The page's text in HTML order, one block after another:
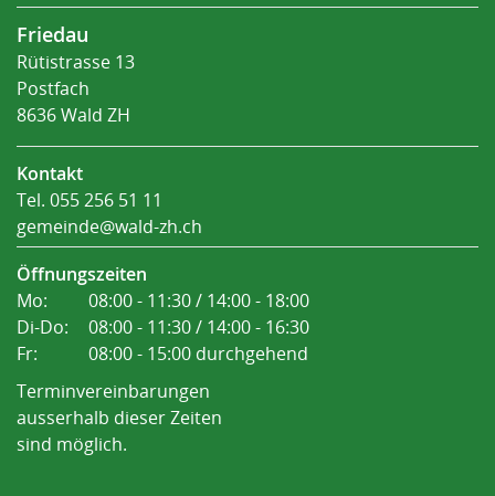
Friedau
Rütistrasse 13
Postfach
8636 Wald ZH
Kontakt
Tel. 055 256 51 11
gemeinde@wald-zh.ch
Öffnungszeiten
Mo:
08:00 - 11:30 / 14:00 - 18:00
Di-Do:
08:00 - 11:30 / 14:00 - 16:30
Fr:
08:00 - 15:00 durchgehend
Terminvereinbarungen
ausserhalb dieser Zeiten
sind möglich.